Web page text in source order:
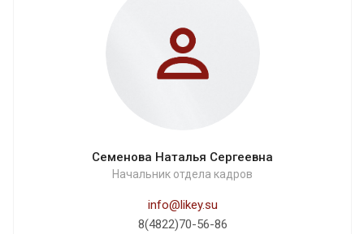
Семенова Наталья Сергеевна
Начальник отдела кадров
info@likey.su
8(4822)70-56-86